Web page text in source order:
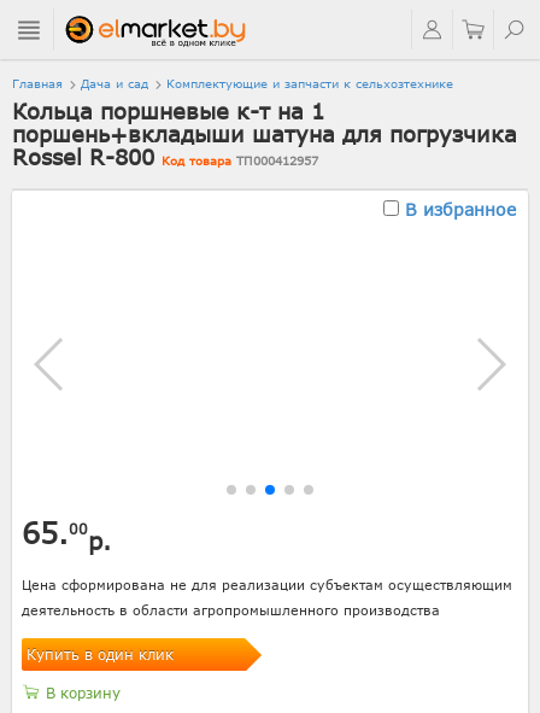
Главная Дача и сад Комплектующие и запчасти к сельхозтехнике
Кольца поршневые к-т на 1
поршень+вкладыши шатуна для погрузчика
Rossel R-800 Код товара ТП000412957
В избранное
65.00р.
Цена сформирована не для реализации субъектам осуществляющим
деятельность в области агропромышленного производства
Купить в один клик
В корзину